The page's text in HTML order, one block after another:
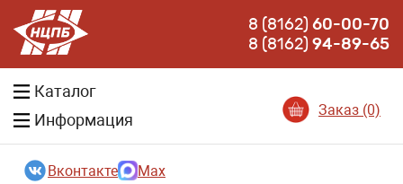
8 (8162)60-00-70
8 (8162)94-89-65
Каталог
Информация
Заказ (0)
Вконтакте Max